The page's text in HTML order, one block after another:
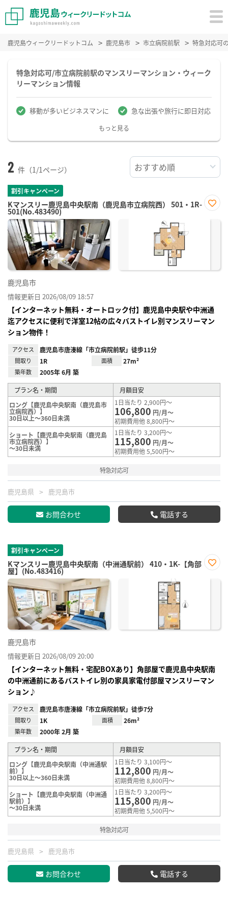
鹿児島ウィークリードットコム 鹿児島市 市立病院前駅 特急対応可
特急対応可/市立病院前駅のマンスリーマンション・ウィーク
リーマンション情報
移動が多いビジネスマンに 急な出張や旅行に即日対応
もっと見る
2 件（1/1ページ）
割引キャンペーン
Kマンスリー鹿児島中央駅南（鹿児島市立病院西） 501・1R-
501(No.483490)
に入
鹿児島市
情報更新日 2026/08/09 18:57
【インターネット無料・オートロック付】鹿児島中央駅や中洲通
迄アクセスに便利で洋室12帖の広々バストイレ別マンスリーマン
ション物件！
アクセス 鹿児島市唐湊線「市立病院前駅」徒歩11分
間取り 1R 面積 27m²
築年数 2005年 6月 築
プラン名・期間
月額目安
ロング【鹿児島中央駅南（鹿児島市
立病院西）】
30日以上～360日未満
1日当たり 2,900円～
106,800 円/月～
初期費用他 8,800円～
ショート【鹿児島中央駅南（鹿児島
市立病院西）】
～30日未満
1日当たり 3,200円～
115,800 円/月～
初期費用他 5,500円～
特急対応可
鹿児島県 鹿児島市
お問合わせ 電話する
割引キャンペーン
Kマンスリー鹿児島中央駅南（中洲通駅前） 410・1K-【角部
屋】(No.483416)
に入
鹿児島市
情報更新日 2026/08/09 20:00
【インターネット無料・宅配BOXあり】角部屋で鹿児島中央駅南
の中洲通前にあるバストイレ別の家具家電付部屋マンスリーマン
ション♪
アクセス 鹿児島市唐湊線「市立病院前駅」徒歩7分
間取り 1K 面積 26m²
築年数 2000年 2月 築
プラン名・期間
月額目安
ロング【鹿児島中央駅南（中洲通駅
前）】
30日以上～360日未満
1日当たり 3,100円～
112,800 円/月～
初期費用他 8,800円～
ショート【鹿児島中央駅南（中洲通
駅前）】
～30日未満
1日当たり 3,200円～
115,800 円/月～
初期費用他 5,500円～
特急対応可
鹿児島県 鹿児島市
お問合わせ 電話する